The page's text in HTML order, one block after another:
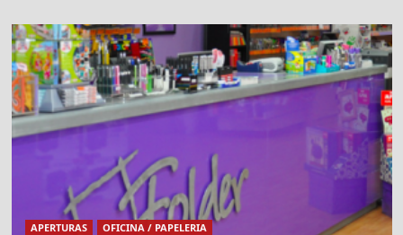
Nace
Abbiocco,
el
restaurante
estrella
de
Tastia
APERTURAS OFICINA / PAPELERIA